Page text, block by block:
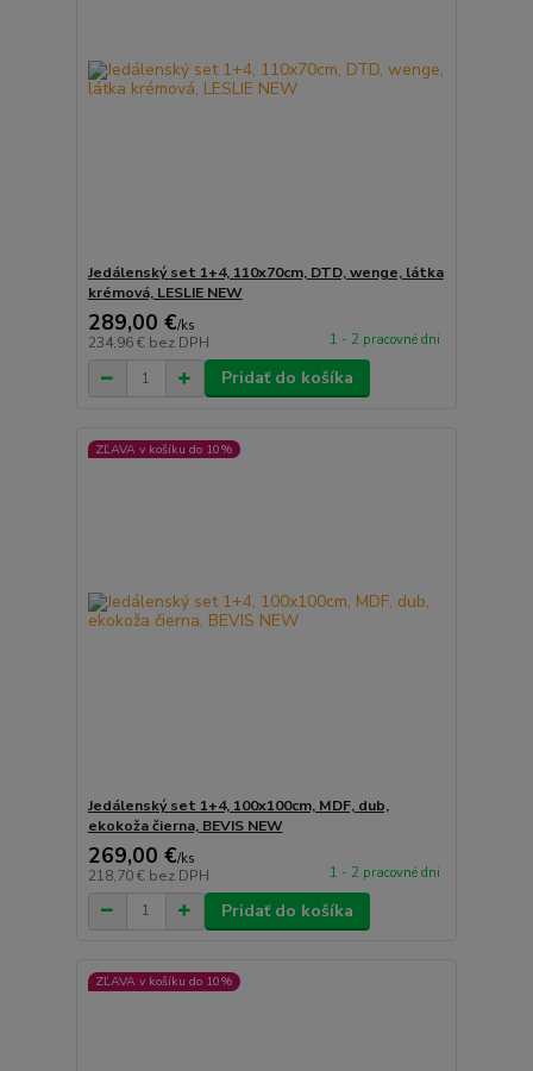
Jedálenský set 1+4, 110x70cm, DTD, wenge, látka
krémová, LESLIE NEW
289,00 €/ks
234,96 € bez DPH 1 - 2 pracovné dni
Pridať do košíka
ZĽAVA v košíku do 10%
Jedálenský set 1+4, 100x100cm, MDF, dub,
ekokoža čierna, BEVIS NEW
269,00 €/ks
218,70 € bez DPH 1 - 2 pracovné dni
Pridať do košíka
ZĽAVA v košíku do 10%